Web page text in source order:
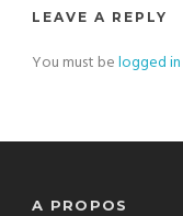
LEAVE A REPLY
You must belogged in
A PROPOS